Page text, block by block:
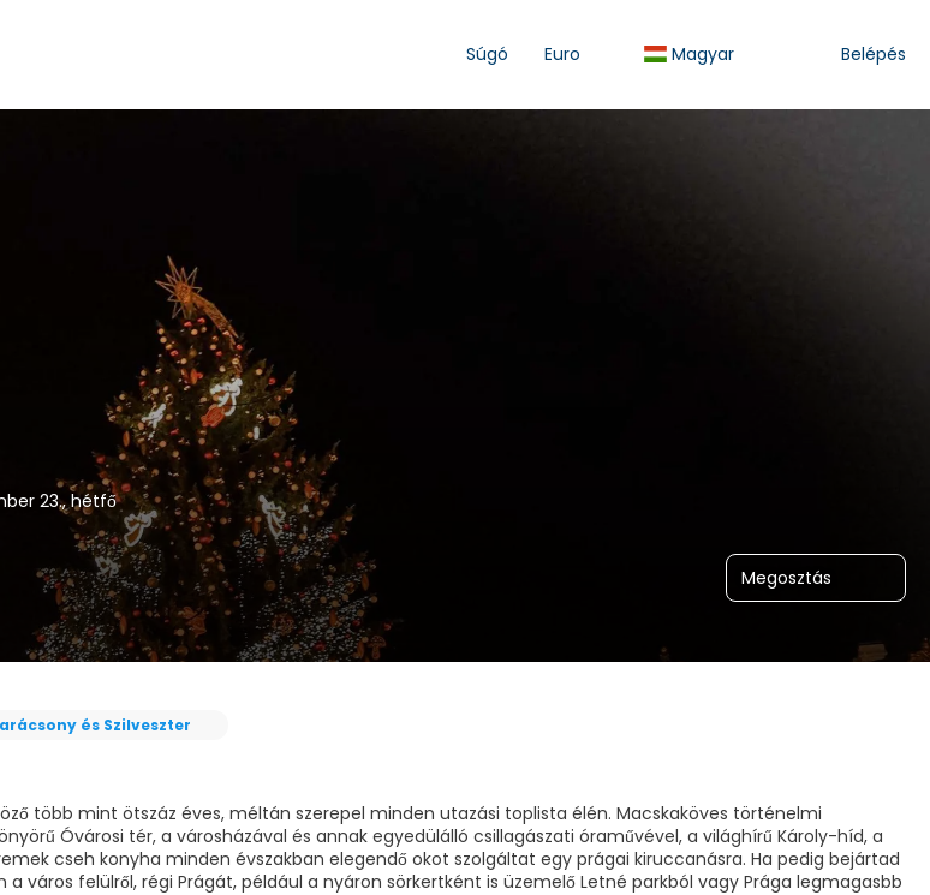
Súgó Euro Magyar Belépés
23., hétfő
Megosztás
és Szilveszter
több mint ötszáz éves, méltán szerepel minden utazási toplista élén. Macskaköves történelmi
Óvárosi tér, a városházával és annak egyedülálló csillagászati óraművével, a világhírű Károly-híd, a
cseh konyha minden évszakban elegendő okot szolgáltat egy prágai kiruccanásra. Ha pedig bejártad
város felülről, régi Prágát, például a nyáron sörkertként is üzemelő Letné parkból vagy Prága legmagasbb